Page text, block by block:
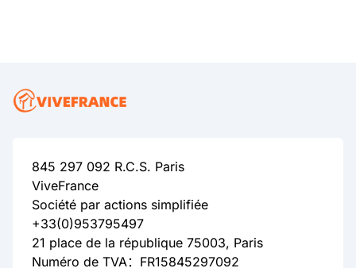
845 297 092 R.C.S. Paris
ViveFrance
Société par actions simplifiée
+33(0)953795497
21 place de la république 75003, Paris
Numéro de TVA：FR15845297092